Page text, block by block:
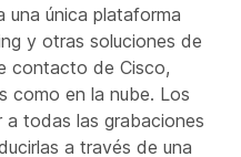
una única plataforma
y otras soluciones de
contacto de Cisco,
como en la nube. Los
a todas las grabaciones
a través de una